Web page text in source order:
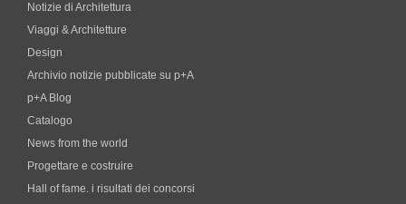
Notizie di Architettura
Viaggi & Architetture
Design
Archivio notizie pubblicate su p+A
p+A Blog
Catalogo
News from the world
Progettare e costruire
Hall of fame. i risultati dei concorsi